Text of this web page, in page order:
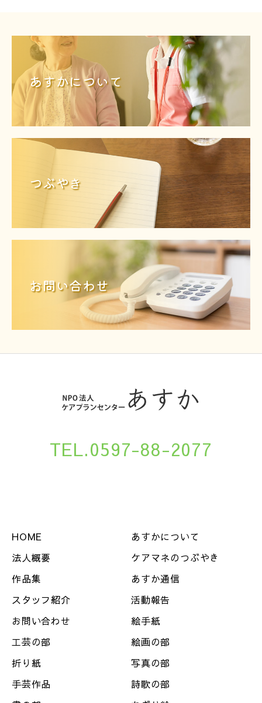
あすかについて
つぶやき
お問い合わせ
TEL.0597-88-2077
HOME
あすかについて
法人概要
ケアマネのつぶやき
作品集
あすか通信
スタッフ紹介
活動報告
お問い合わせ
絵手紙
工芸の部
絵画の部
折り紙
写真の部
手芸作品
詩歌の部